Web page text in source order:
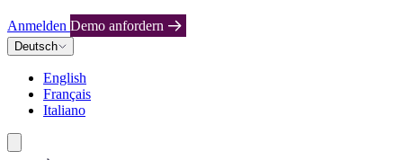
Anmelden Demo anfordern
Deutsch
English
Français
Italiano